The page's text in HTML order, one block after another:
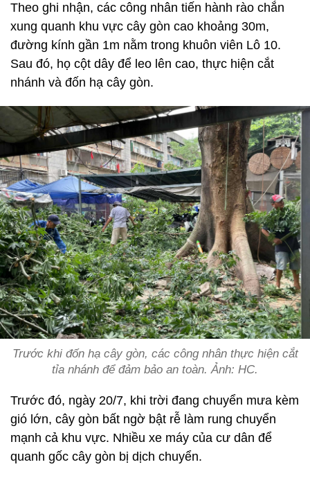
Theo ghi nhận, các công nhân tiến hành rào chắn
xung quanh khu vực cây gòn cao khoảng 30m,
đường kính gần 1m nằm trong khuôn viên Lô 10.
Sau đó, họ cột dây để leo lên cao, thực hiện cắt
nhánh và đốn hạ cây gòn.
Trước khi đốn hạ cây gòn, các công nhân thực hiện cắt
tỉa nhánh để đảm bảo an toàn. Ảnh: HC.
Trước đó, ngày 20/7, khi trời đang chuyển mưa kèm
gió lớn, cây gòn bất ngờ bật rễ làm rung chuyển
mạnh cả khu vực. Nhiều xe máy của cư dân để
quanh gốc cây gòn bị dịch chuyển.